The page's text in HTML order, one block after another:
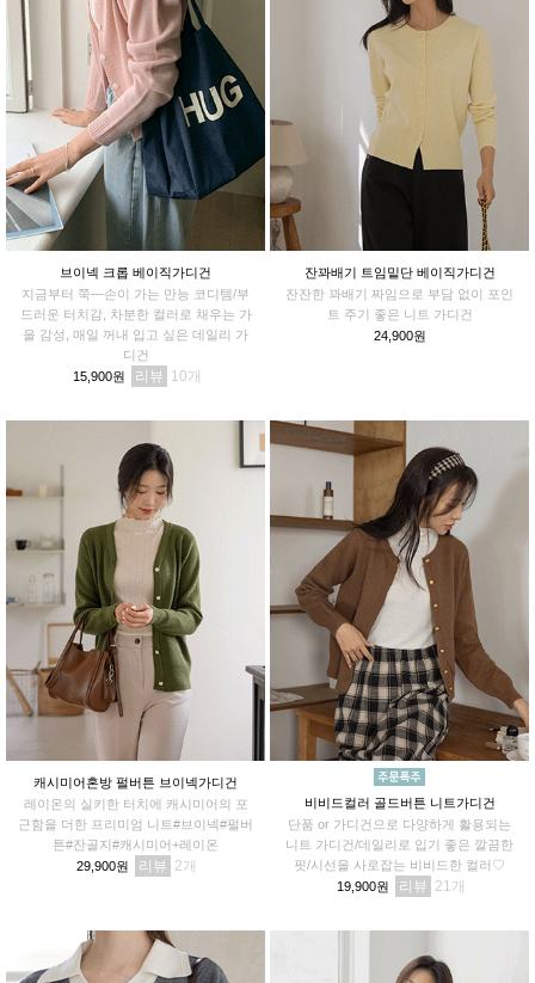
브이넥 크롭 베이직가디건
지금부터 쭉—손이 가는 만능 코디템/부
드러운 터치감, 차분한 컬러로 채우는 가
을 감성, 매일 꺼내 입고 싶은 데일리 가
디건
15,900원
리뷰 10
잔꽈배기 트임밑단 베이직가디건
잔잔한 꽈배기 짜임으로 부담 없이 포인
트 주기 좋은 니트 가디건
24,900원
캐시미어혼방 펄버튼 브이넥가디건
레이온의 실키한 터치에 캐시미어의 포
근함을 더한 프리미엄 니트#브이넥#펄버
튼#잔골지#캐시미어+레이온
29,900원
리뷰 2
비비드컬러 골드버튼 니트가디건
단품 or 가디건으로 다양하게 활용되는
니트 가디건/데일리로 입기 좋은 깔끔한
핏/시선을 사로잡는 비비드한 컬러♡
19,900원
리뷰 21